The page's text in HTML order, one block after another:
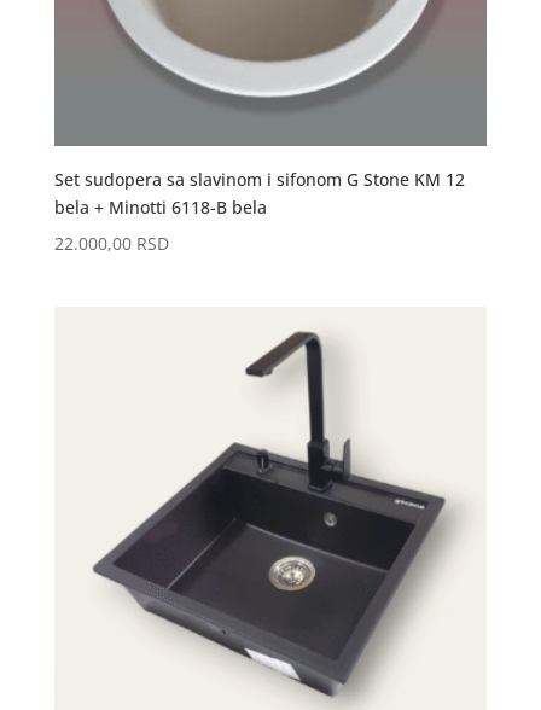
Set sudopera sa slavinom i sifonom G Stone KM 12
bela + Minotti 6118-B bela
22.000,00 RSD